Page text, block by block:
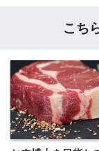
こち